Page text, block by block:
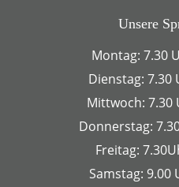
Unsere
Montag: 7.30
Dienstag: 7.30
Mittwoch: 7.30
Donnerstag:
Freitag:
Samstag: 9.00